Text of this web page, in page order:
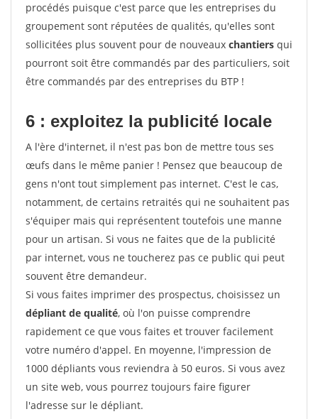
procédés puisque c'est parce que les entreprises du
groupement sont réputées de qualités, qu'elles sont
sollicitées plus souvent pour de nouveaux chantiers qui
pourront soit être commandés par des particuliers, soit
être commandés par des entreprises du BTP !
6 : exploitez la publicité locale
A l'ère d'internet, il n'est pas bon de mettre tous ses
œufs dans le même panier ! Pensez que beaucoup de
gens n'ont tout simplement pas internet. C'est le cas,
notamment, de certains retraités qui ne souhaitent pas
s'équiper mais qui représentent toutefois une manne
pour un artisan. Si vous ne faites que de la publicité
par internet, vous ne toucherez pas ce public qui peut
souvent être demandeur.
Si vous faites imprimer des prospectus, choisissez un
dépliant de qualité, où l'on puisse comprendre
rapidement ce que vous faites et trouver facilement
votre numéro d'appel. En moyenne, l'impression de
1000 dépliants vous reviendra à 50 euros. Si vous avez
un site web, vous pourrez toujours faire figurer
l'adresse sur le dépliant.